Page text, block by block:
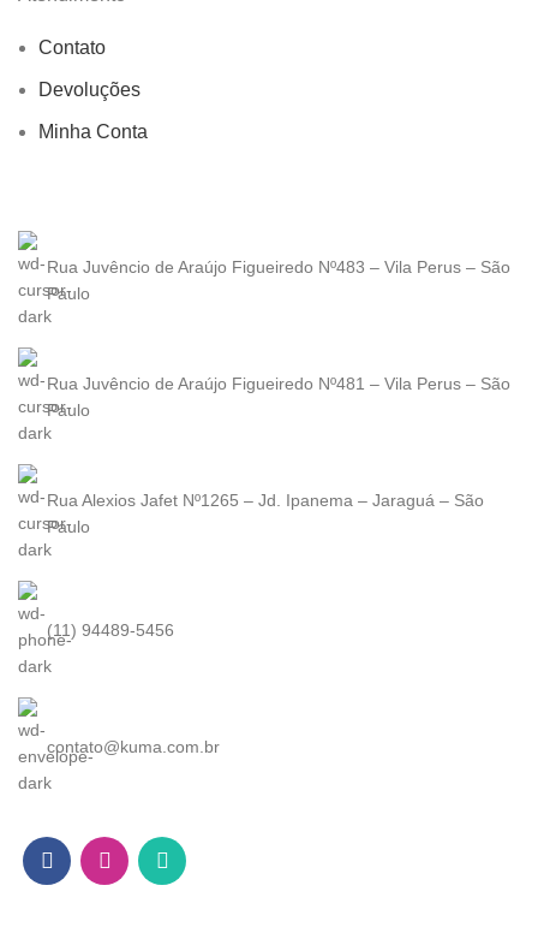
Contato
Devoluções
Minha Conta
Rua Juvêncio de Araújo Figueiredo Nº483 – Vila Perus – São
Paulo
Rua Juvêncio de Araújo Figueiredo Nº481 – Vila Perus – São
Paulo
Rua Alexios Jafet Nº1265 – Jd. Ipanema – Jaraguá – São
Paulo
(11) 94489-5456
contato@kuma.com.br